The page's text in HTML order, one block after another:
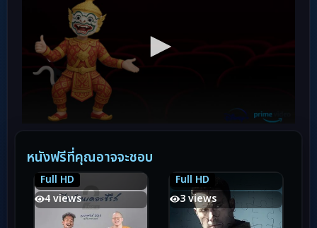
หนังฟรีที่คุณอาจจะชอบ
Full HD
6.9
4 views
6.9 Full HD
6.5
3 views
6.5